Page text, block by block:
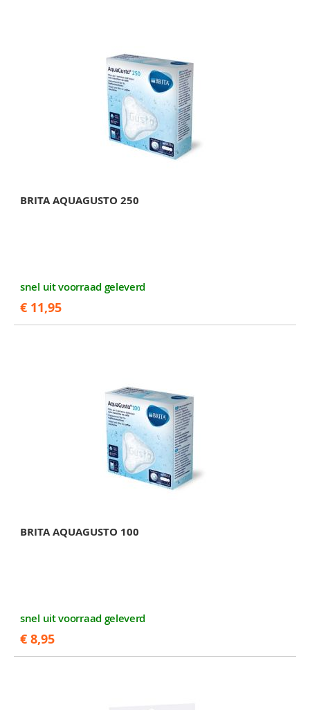
BRITA AQUAGUSTO 250
snel uit voorraad geleverd
€ 11,95
BRITA AQUAGUSTO 100
snel uit voorraad geleverd
€ 8,95